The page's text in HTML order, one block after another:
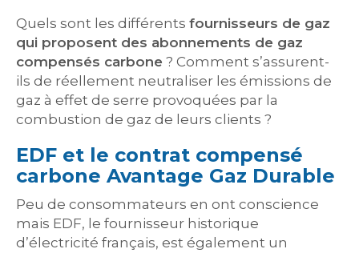
Quels sont les différents fournisseurs de gaz
qui proposent des abonnements de gaz
compensés carbone ? Comment s’assurent-
ils de réellement neutraliser les émissions de
gaz à effet de serre provoquées par la
combustion de gaz de leurs clients ?
EDF et le contrat compensé
carbone Avantage Gaz Durable
Peu de consommateurs en ont conscience
mais EDF, le fournisseur historique
d’électricité français, est également un